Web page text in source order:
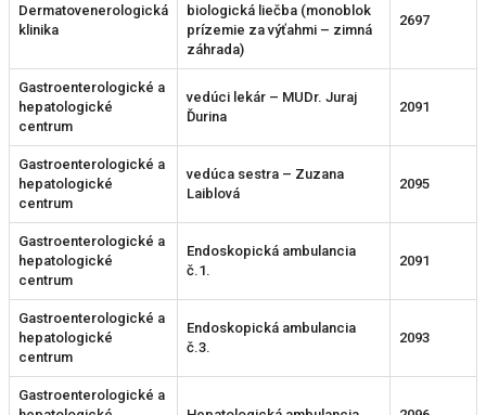
Dermatovenerologická
klinika
biologická liečba (monoblok
prízemie za výťahmi – zimná
záhrada)
2697
Gastroenterologické a
hepatologické
centrum
vedúci lekár – MUDr. Juraj
Ďurina
2091
Gastroenterologické a
hepatologické
centrum
vedúca sestra – Zuzana
Laiblová
2095
Gastroenterologické a
hepatologické
centrum
Endoskopická ambulancia
č.1.
2091
Gastroenterologické a
hepatologické
centrum
Endoskopická ambulancia
č.3.
2093
Gastroenterologické a